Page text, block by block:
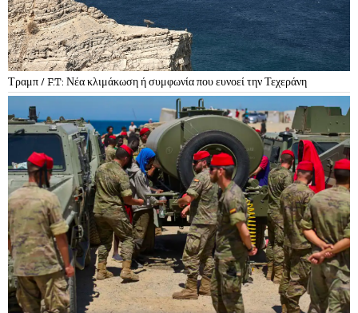
Τραμπ / F.T: Νέα κλιμάκωση ή συμφωνία που ευνοεί την Τεχεράνη